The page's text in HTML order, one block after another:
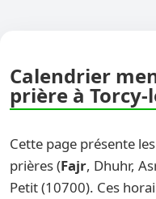
Calendrier
prière à Torcy-
Cette page présente
prières (Fajr, Dhuhr,
Petit (10700). Ces